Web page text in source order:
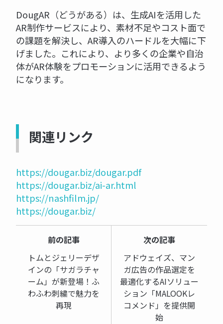
DougAR（どうがある）は、生成AIを活用した
AR制作サービスにより、素材不足やコスト面で
の課題を解決し、AR導入のハードルを大幅に下
げました。これにより、より多くの企業や自治
体がAR体験をプロモーションに活用できるよう
になります。
関連リンク
https://dougar.biz/dougar.pdf
https://dougar.biz/ai-ar.html
https://nashfilm.jp/
https://dougar.biz/
前の記事
トムとジェリーデザ
インの「サガラチャ
ーム」が新登場！ふ
わふわ刺繍で魅力を
再現
次の記事
アドウェイズ、マン
ガ広告の作品選定を
最適化するAIソリュー
ション「MALOOKレ
コメンド」を提供開
始